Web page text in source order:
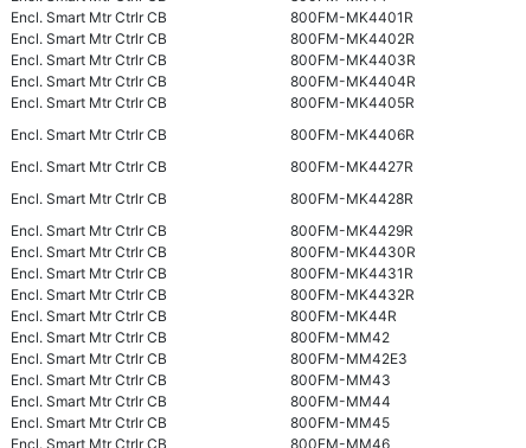
Encl. Smart Mtr Ctrlr CB 800FM-MK4401R
Encl. Smart Mtr Ctrlr CB 800FM-MK4402R
Encl. Smart Mtr Ctrlr CB 800FM-MK4403R
Encl. Smart Mtr Ctrlr CB 800FM-MK4404R
Encl. Smart Mtr Ctrlr CB 800FM-MK4405R
Encl. Smart Mtr Ctrlr CB 800FM-MK4406R
Encl. Smart Mtr Ctrlr CB 800FM-MK4427R
Encl. Smart Mtr Ctrlr CB 800FM-MK4428R
Encl. Smart Mtr Ctrlr CB 800FM-MK4429R
Encl. Smart Mtr Ctrlr CB 800FM-MK4430R
Encl. Smart Mtr Ctrlr CB 800FM-MK4431R
Encl. Smart Mtr Ctrlr CB 800FM-MK4432R
Encl. Smart Mtr Ctrlr CB 800FM-MK44R
Encl. Smart Mtr Ctrlr CB 800FM-MM42
Encl. Smart Mtr Ctrlr CB 800FM-MM42E3
Encl. Smart Mtr Ctrlr CB 800FM-MM43
Encl. Smart Mtr Ctrlr CB 800FM-MM44
Encl. Smart Mtr Ctrlr CB 800FM-MM45
Encl. Smart Mtr Ctrlr CB 800FM-MM46